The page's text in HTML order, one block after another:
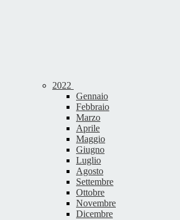
2022
Gennaio
Febbraio
Marzo
Aprile
Maggio
Giugno
Luglio
Agosto
Settembre
Ottobre
Novembre
Dicembre